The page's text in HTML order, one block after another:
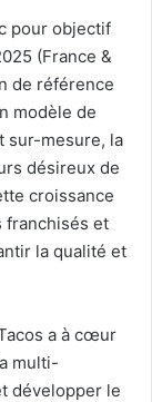
pour objectif
(France &
de référence
modèle de
sur-mesure, la
désireux de
croissance
franchisés et
la qualité et
a à cœur
multi-
développer le